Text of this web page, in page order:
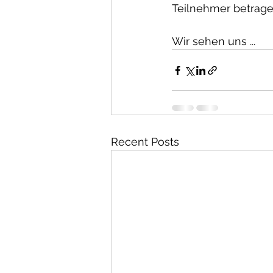
Teilnehmer
Wir sehen uns ...
Recent Posts